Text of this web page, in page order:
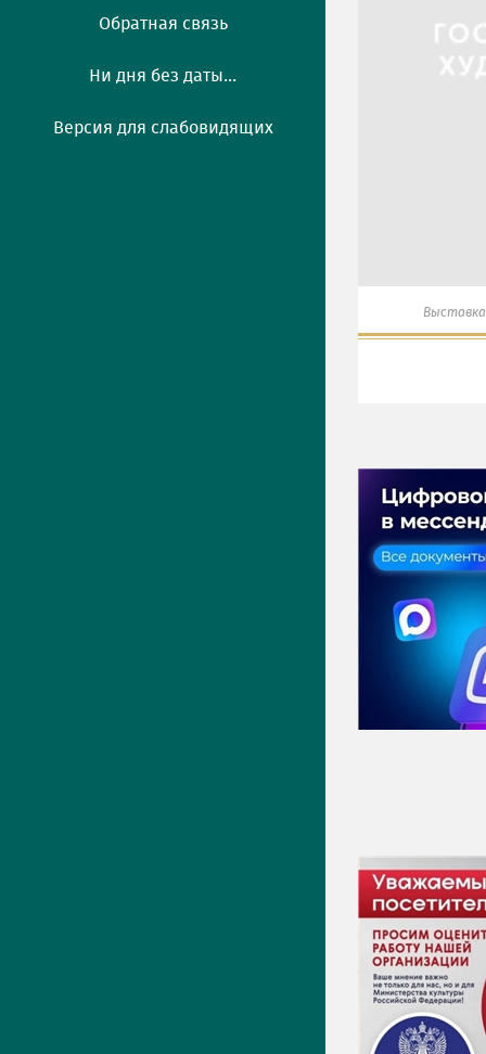
Обратная связь
Ни дня без даты...
Версия для слабовидящих
ПРЕСС-ЦЕНТР
Актуально
Новости
Фото